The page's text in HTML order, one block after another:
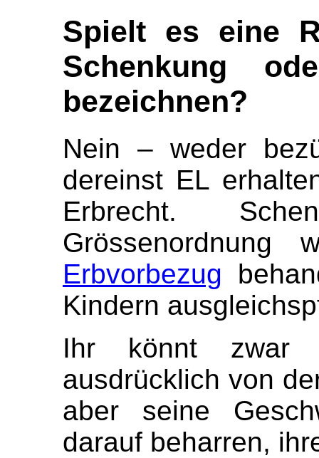
Spielt es eine
Schenkung
bezeichnen?
Nein – weder
dereinst EL
Erbrecht.
Erbvorbezug
Kindern
Ihr könnt zwar
ausdrücklich von
aber seine
darauf beharren,